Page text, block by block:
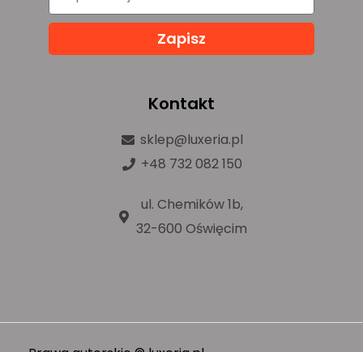
Zapisz
Kontakt
sklep@luxeria.pl
+48 732 082 150
ul. Chemików 1b,
32-600 Oświęcim